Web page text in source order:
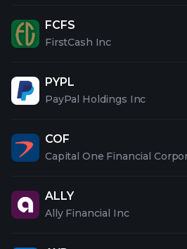
FCFS
FirstCash Inc
PYPL
PayPal Holdings Inc
COF
Capital One Financial
ALLY
Ally Financial Inc